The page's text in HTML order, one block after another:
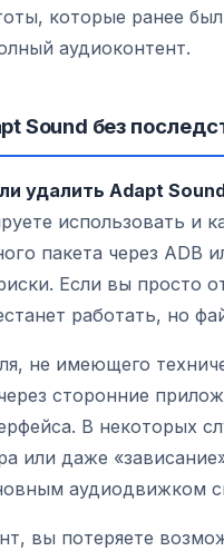
которые ранее
аудиоконтент.
Sound без
удалить Adapt
использовать и
пакета через ADB
Если вы просто
работать, но
не имеющего
сторонние
В некоторых
или даже
аудиодвижком
вы потеряете